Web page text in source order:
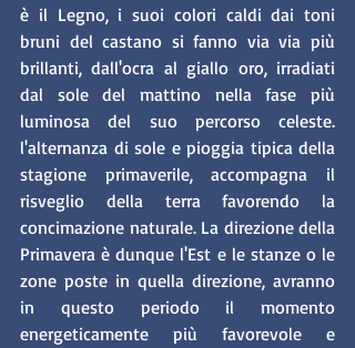
è il Legno, i suoi colori caldi dai toni
bruni del castano si fanno via via più
brillanti, dall'ocra al giallo oro, irradiati
dal sole del mattino nella fase più
luminosa del suo percorso celeste.
l'alternanza di sole e pioggia tipica della
stagione primaverile, accompagna il
risveglio della terra favorendo la
concimazione naturale. La direzione della
Primavera è dunque l'Est e le stanze o le
zone poste in quella direzione, avranno
in questo periodo il momento
energeticamente più favorevole e